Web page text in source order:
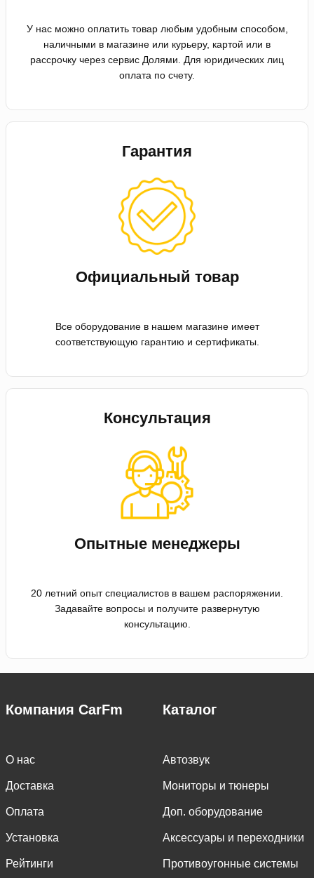
У нас можно оплатить товар любым удобным способом,
наличными в магазине или курьеру, картой или в
рассрочку через сервис Долями. Для юридических лиц
оплата по счету.
Гарантия
Официальный товар
Все оборудование в нашем магазине имеет
соответствующую гарантию и сертификаты.
Консультация
Опытные менеджеры
20 летний опыт специалистов в вашем распоряжении.
Задавайте вопросы и получите развернутую
консультацию.
Компания CarFm
О нас
Доставка
Оплата
Установка
Рейтинги
Каталог
Автозвук
Мониторы и тюнеры
Доп. оборудование
Аксессуары и переходники
Противоугонные системы